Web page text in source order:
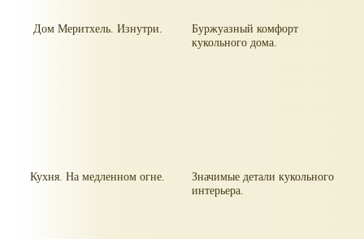
Дом Меритхель. Изнутри.
Буржуазный комфорт
кукольного дома.
Кухня. На медленном огне.
Значимые детали кукольного
интерьера.